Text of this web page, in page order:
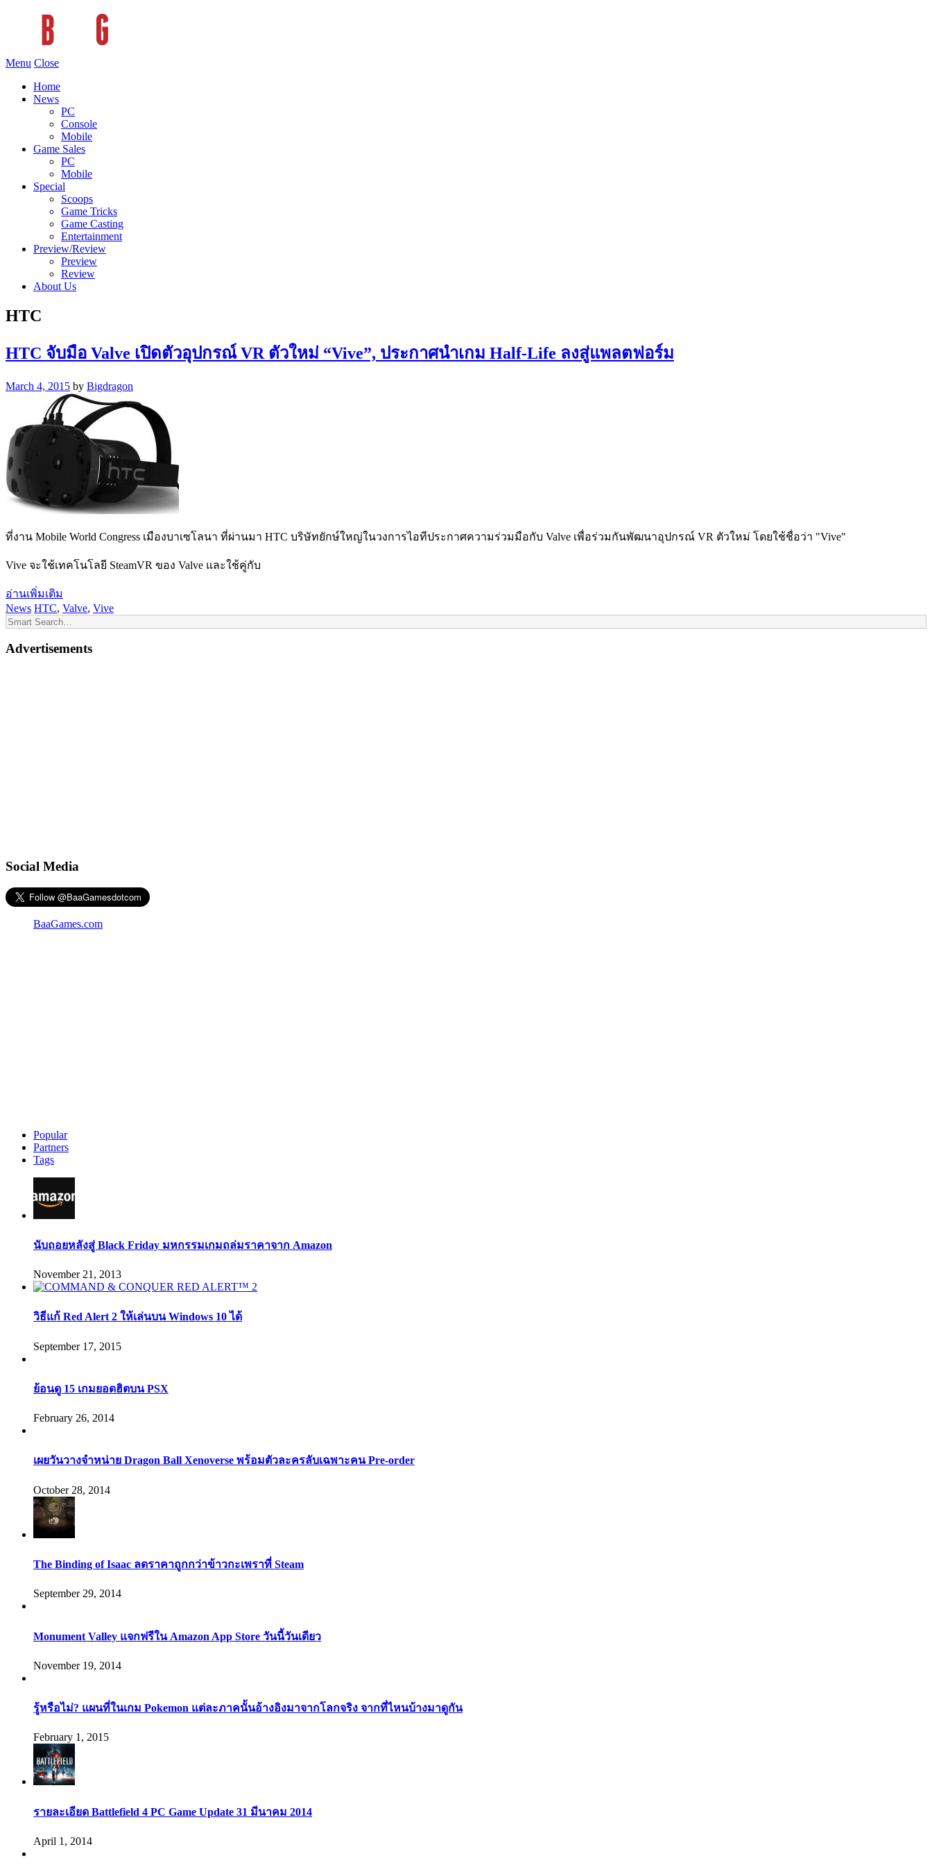
Menu Close
Home
News
PC
Console
Mobile
Game Sales
PC
Mobile
Special
Scoops
Game Tricks
Game Casting
Entertainment
Preview/Review
Preview
Review
About Us
HTC
HTC จับมือ Valve เปิดตัวอุปกรณ์ VR ตัวใหม่ “Vive”, ประกาศนำเกม Half-Life ลงสู่แพลตฟอร์ม
March 4, 2015 by Bigdragon
ที่งาน Mobile World Congress เมืองบาเซโลนา ที่ผ่านมา HTC บริษัทยักษ์ใหญ่ในวงการไอทีประกาศความร่วมมือกับ Valve เพื่อร่วมกันพัฒนาอุปกรณ์ VR ตัวใหม่ โดยใช้ชื่อว่า "Vive"
Vive จะใช้เทคโนโลยี SteamVR ของ Valve และใช้คู่กับ
อ่านเพิ่มเติม
News HTC, Valve, Vive
Advertisements
Social Media
BaaGames.com
Popular
Partners
Tags
นับถอยหลังสู่ Black Friday มหกรรมเกมถล่มราคาจาก Amazon
November 21, 2013
วิธีแก้ Red Alert 2 ให้เล่นบน Windows 10 ได้
September 17, 2015
ย้อนดู 15 เกมยอดฮิตบน PSX
February 26, 2014
เผยวันวางจำหน่าย Dragon Ball Xenoverse พร้อมตัวละครลับเฉพาะคน Pre-order
October 28, 2014
The Binding of Isaac ลดราคาถูกกว่าข้าวกะเพราที่ Steam
September 29, 2014
Monument Valley แจกฟรีใน Amazon App Store วันนี้วันเดียว
November 19, 2014
รู้หรือไม่? แผนที่ในเกม Pokemon แต่ละภาคนั้นอ้างอิงมาจากโลกจริง จากที่ไหนบ้างมาดูกัน
February 1, 2015
รายละเอียด Battlefield 4 PC Game Update 31 มีนาคม 2014
April 1, 2014